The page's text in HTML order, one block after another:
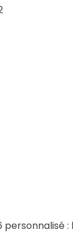
personnalisé